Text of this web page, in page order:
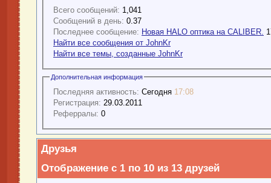
Всего сообщений: 1,041
Сообщений в день: 0.37
Последнее сообщение:
Новая HALO оптика на CALIBER.
Найти все сообщения от JohnKr
Найти все темы, созданные JohnKr
Дополнительная информация
Последняя активность: Сегодня 17:08
Регистрация: 29.03.2011
Реферралы: 0
Друзья
Отображение с 1 по 10 из 13 друзей